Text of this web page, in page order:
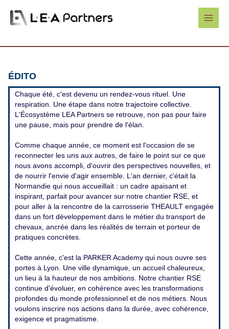
c
ÉDITO
Chaque été, c'est devenu un rendez-vous rituel. Une
respiration. Une étape dans notre trajectoire collective.
L'Écosystème LEA Partners se retrouve, non pas pour faire
une pause, mais pour prendre de l'élan.
Comme chaque année, ce moment est l'occasion de se
reconnecter les uns aux autres, de faire le point sur ce que
nous avons accompli, d'ouvrir des perspectives nouvelles, et
de nourrir l'envie d'agir ensemble. L'an dernier, c'était la
Normandie qui nous accueillait : un cadre apaisant et
inspirant, parfait pour avancer sur notre chantier RSE, et
pour aller à la rencontre de la carrosserie THEAULT engagée
dans un fort développement dans le métier du transport de
chevaux, ancrée dans les réalités de terrain et porteur de
pratiques concrètes.
Cette année, c'est la PARKER Academy qui nous ouvre ses
portes à Lyon. Une ville dynamique, un accueil chaleureux,
un lieu à la hauteur de nos ambitions. Notre chantier RSE
continue d'évoluer, en cohérence avec les transformations
profondes du monde professionnel et de nos métiers. Nous
voulons inscrire nos actions dans la durée, avec cohérence,
exigence et pragmatisme.